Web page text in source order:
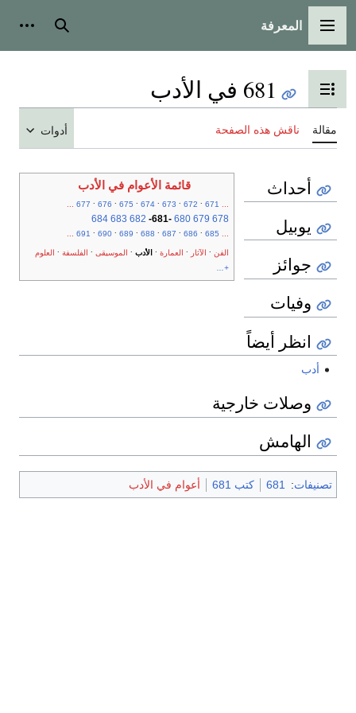
القائمة الرئيسية
المعرفة بحث
تبديل عرض جدول المحتويات
681 في الأدب
مقالة ناقش هذه الصفحة أدوات
قائمة الأعوام في الأدب
...
671
672
673
674
675
676
677
...
678
679
680
-
681
-
682
683
684
...
685
686
687
688
689
690
691
...
الفن الآثار العمارة الأدب الموسيقى الفلسفة
العلوم
+...
أحداث
يوبيل
جوائز
وفيات
انظر أيضاً
أدب
وصلات خارجية
الهامش
تصنيفات:
681 كتب 681 أعوام في الأدب